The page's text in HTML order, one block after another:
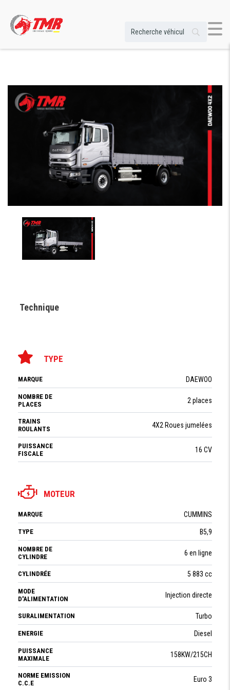
Technique
TYPE
MARQUE DAEWOO
NOMBRE DE
PLACES
2 places
TRAINS
ROULANTS
4X2 Roues jumelées
PUISSANCE
FISCALE
16 CV
MOTEUR
MARQUE CUMMINS
TYPE B5,9
NOMBRE DE
CYLINDRE
6 en ligne
CYLINDRÉE 5 883 cc
MODE
D'ALIMENTATION
Injection directe
SURALIMENTATION Turbo
ENERGIE Diesel
PUISSANCE
MAXIMALE
158KW/215CH
NORME EMISSION
C.C.E
Euro 3